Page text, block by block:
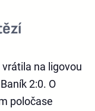
na ligovou
2:0. O
poločase